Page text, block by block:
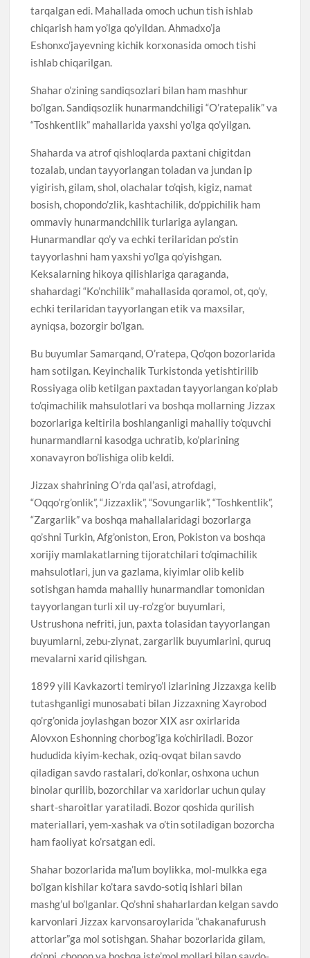
tarqalgan edi. Mahallada omoch uchun tish ishlab
chiqarish ham yo’lga qo’yildan. Ahmadxo’ja
Eshonxo’jayevning kichik korxonasida omoch tishi
ishlab chiqarilgan.
Shahar o’zining sandiqsozlari bilan ham mashhur
bo’lgan. Sandiqsozlik hunarmandchiligi “O’ratepalik” va
“Toshkentlik” mahallarida yaxshi yo’lga qo’yilgan.
Shaharda va atrof qishloqlarda paxtani chigitdan
tozalab, undan tayyorlangan toladan va jundan ip
yigirish, gilam, shol, olachalar to’qish, kigiz, namat
bosish, chopondo’zlik, kashtachilik, do’ppichilik ham
ommaviy hunarmandchilik turlariga aylangan.
Hunarmandlar qo’y va echki terilaridan po’stin
tayyorlashni ham yaxshi yo’lga qo’yishgan.
Keksalarning hikoya qilishlariga qaraganda,
shahardagi “Ko’nchilik” mahallasida qoramol, ot, qo’y,
echki terilaridan tayyorlangan etik va maxsilar,
ayniqsa, bozorgir bo’lgan.
Bu buyumlar Samarqand, O’ratepa, Qo’qon bozorlarida
ham sotilgan. Keyinchalik Turkistonda yetishtirilib
Rossiyaga olib ketilgan paxtadan tayyorlangan ko’plab
to’qimachilik mahsulotlari va boshqa mollarning Jizzax
bozorlariga keltirila boshlanganligi mahalliy to’quvchi
hunarmandlarni kasodga uchratib, ko’plarining
xonavayron bo’lishiga olib keldi.
Jizzax shahrining O’rda qal’asi, atrofdagi,
“Oqqo’rg’onlik”, “Jizzaxlik”, “Sovungarlik”, “Toshkentlik”,
“Zargarlik” va boshqa mahallalaridagi bozorlarga
qo’shni Turkin, Afg’oniston, Eron, Pokiston va boshqa
xorijiy mamlakatlarning tijoratchilari to’qimachilik
mahsulotlari, jun va gazlama, kiyimlar olib kelib
sotishgan hamda mahalliy hunarmandlar tomonidan
tayyorlangan turli xil uy-ro’zg’or buyumlari,
Ustrushona nefriti, jun, paxta tolasidan tayyorlangan
buyumlarni, zebu-ziynat, zargarlik buyumlarini, quruq
mevalarni xarid qilishgan.
1899 yili Kavkazorti temiryo’l izlarining Jizzaxga kelib
tutashganligi munosabati bilan Jizzaxning Xayrobod
qo’rg’onida joylashgan bozor XIX asr oxirlarida
Alovxon Eshonning chorbog’iga ko’chiriladi. Bozor
hududida kiyim-kechak, oziq-ovqat bilan savdo
qiladigan savdo rastalari, do’konlar, oshxona uchun
binolar qurilib, bozorchilar va xaridorlar uchun qulay
shart-sharoitlar yaratiladi. Bozor qoshida qurilish
materiallari, yem-xashak va o’tin sotiladigan bozorcha
ham faoliyat ko’rsatgan edi.
Shahar bozorlarida ma’lum boylikka, mol-mulkka ega
bo’lgan kishilar ko’tara savdo-sotiq ishlari bilan
mashg’ul bo’lganlar. Qo’shni shaharlardan kelgan savdo
karvonlari Jizzax karvonsaroylarida “chakanafurush
attorlar”ga mol sotishgan. Shahar bozorlarida gilam,